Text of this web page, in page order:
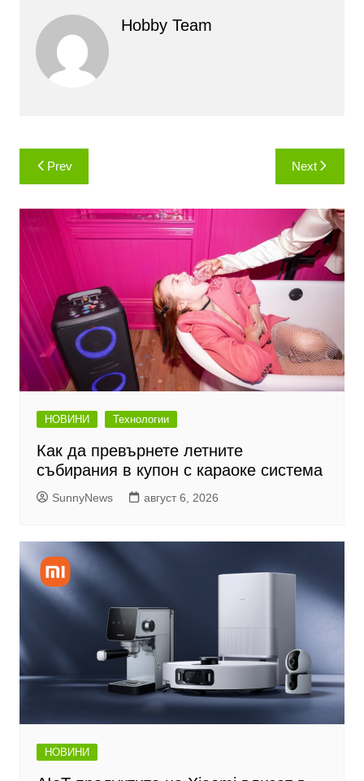
Hobby Team
Навигация
Prev Next
НОВИНИ Технологии
Как да превърнете летните
събирания в купон с караоке система
SunnyNews август 6, 2026
НОВИНИ